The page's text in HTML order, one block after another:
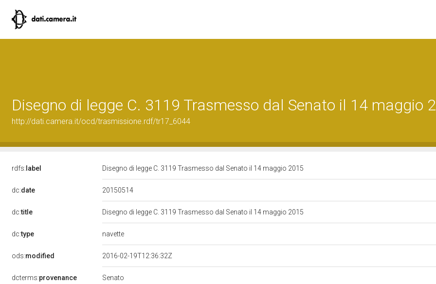
Disegno di legge C. 3119 Trasmesso dal Senato il 14 maggio
http://dati.camera.it/ocd/trasmissione.rdf/tr17_6044
rdfs: label Disegno di legge C. 3119 Trasmesso dal Senato il 14 maggio 2015
dc:date 20150514
dc:title Disegno di legge C. 3119 Trasmesso dal Senato il 14 maggio 2015
dc:type navette
ods:modified 2016-02-19T12:36:32Z
dcterms:provenance Senato